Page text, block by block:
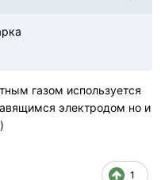
газом используется
электродом но и
1